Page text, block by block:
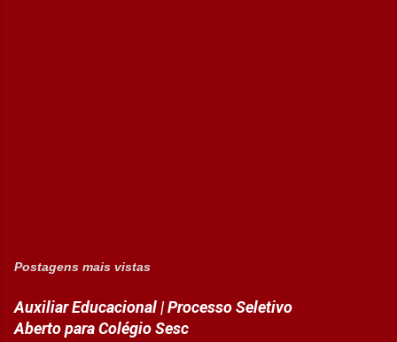
Postagens mais vistas
Auxiliar Educacional | Processo Seletivo
Aberto para Colégio Sesc